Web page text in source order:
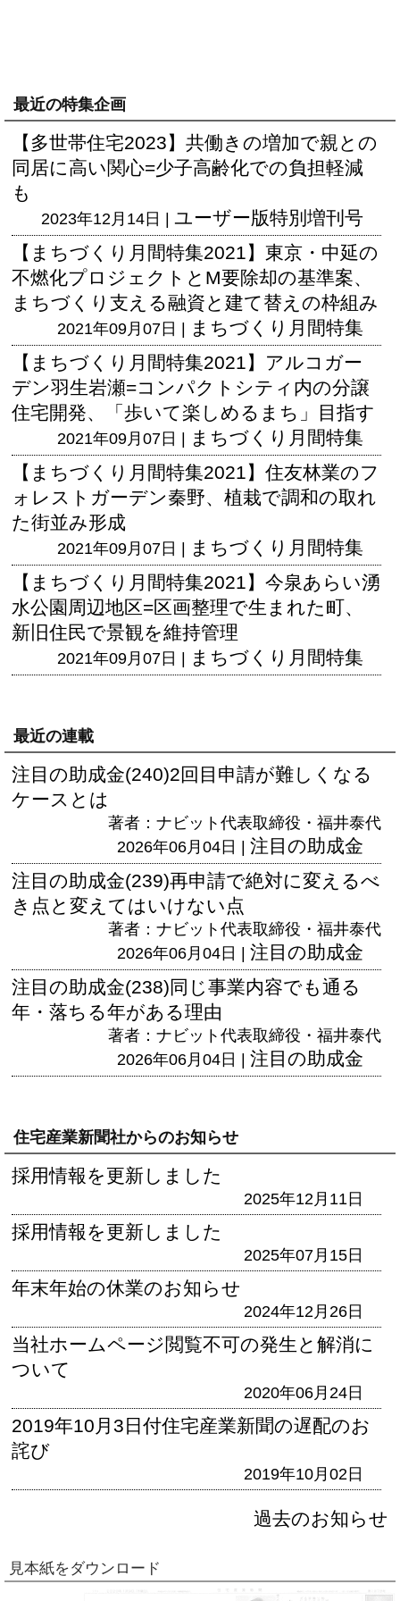
最近の特集企画
【多世帯住宅2023】共働きの増加で親との
同居に高い関心=少子高齢化での負担軽減
も
2023年12月14日 | ユーザー版特別増刊号
【まちづくり月間特集2021】東京・中延の
不燃化プロジェクトとM要除却の基準案、
まちづくり支える融資と建て替えの枠組み
2021年09月07日 | まちづくり月間特集
【まちづくり月間特集2021】アルコガー
デン羽生岩瀬=コンパクトシティ内の分譲
住宅開発、「歩いて楽しめるまち」目指す
2021年09月07日 | まちづくり月間特集
【まちづくり月間特集2021】住友林業のフ
ォレストガーデン秦野、植栽で調和の取れ
た街並み形成
2021年09月07日 | まちづくり月間特集
【まちづくり月間特集2021】今泉あらい湧
水公園周辺地区=区画整理で生まれた町、
新旧住民で景観を維持管理
2021年09月07日 | まちづくり月間特集
最近の連載
注目の助成金(240)2回目申請が難しくなる
ケースとは
著者：ナビット代表取締役・福井泰代
2026年06月04日 | 注目の助成金
注目の助成金(239)再申請で絶対に変えるべ
き点と変えてはいけない点
著者：ナビット代表取締役・福井泰代
2026年06月04日 | 注目の助成金
注目の助成金(238)同じ事業内容でも通る
年・落ちる年がある理由
著者：ナビット代表取締役・福井泰代
2026年06月04日 | 注目の助成金
住宅産業新聞社からのお知らせ
採用情報を更新しました
2025年12月11日
採用情報を更新しました
2025年07月15日
年末年始の休業のお知らせ
2024年12月26日
当社ホームページ閲覧不可の発生と解消に
ついて
2020年06月24日
2019年10月3日付住宅産業新聞の遅配のお
詫び
2019年10月02日
過去のお知らせ
見本紙をダウンロード